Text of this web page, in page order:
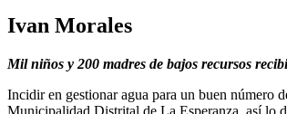
Ivan Morales
Mil niños y 200 madres de bajos recursos
Incidir en gestionar agua para un buen número
Municipalidad Distrital de La Esperanza, así lo